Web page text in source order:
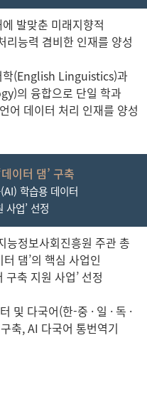
발맞춘 미래지향적
리능력 겸비한 인재를 양성
학(English Linguistics)과
의 융합으로 단일 학과
어 데이터 처리 인재를 양성
이터 댐’ 구축
학습용 데이터
사업’ 선정
능정보사회진흥원 주관 총
댐’의 핵심 사업인
축 지원 사업’ 선정
및 다국어(한-중 · 일 · 독 ·
축, AI 다국어 통번역기